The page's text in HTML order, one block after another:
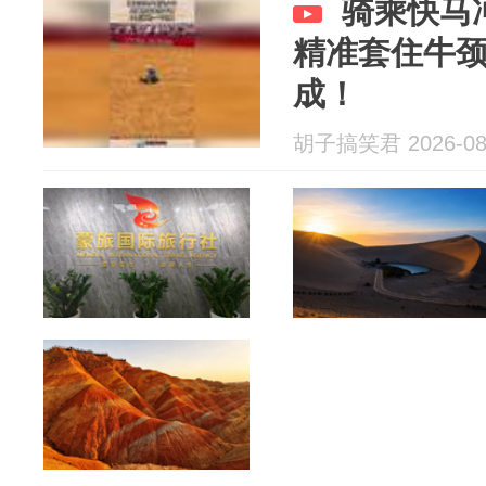
骑乘快马
精准套住牛
成！
胡子搞笑君 2026-